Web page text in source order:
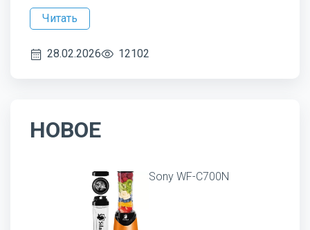
Читать
28.02.2026 12102
НОВОЕ
Sony WF-C700N